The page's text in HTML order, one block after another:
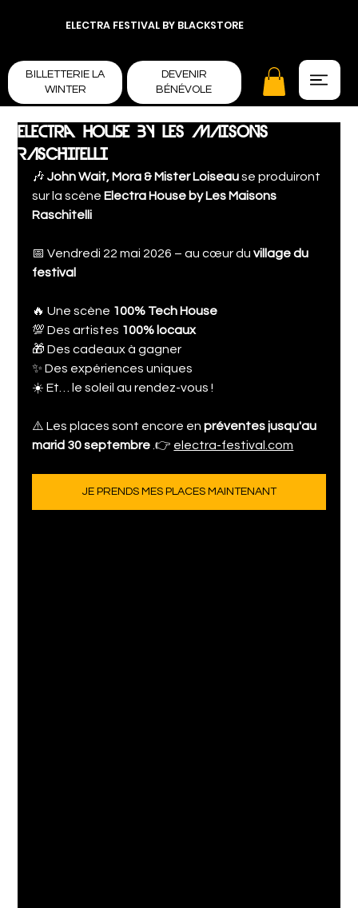
ELECTRA FESTIVAL BY BLACKSTORE
BILLETTERIE LA
WINTER
DEVENIR
BÉNÉVOLE
Electra house BY LES MAISONS
RASCHITELLI
🎶 John Wait, Mora & Mister Loiseau se produiront
sur la scène Electra House by Les Maisons
Raschitelli
📅 Vendredi 22 mai 2026 – au cœur du village du
festival
🔥 Une scène 100% Tech House
💯 Des artistes 100% locaux
🎁 Des cadeaux à gagner
✨ Des expériences uniques
☀️ Et… le soleil au rendez-vous !
⚠️ Les places sont encore en préventes jusqu'au
marid 30 septembre .👉 electra-festival.com
JE PRENDS MES PLACES MAINTENANT